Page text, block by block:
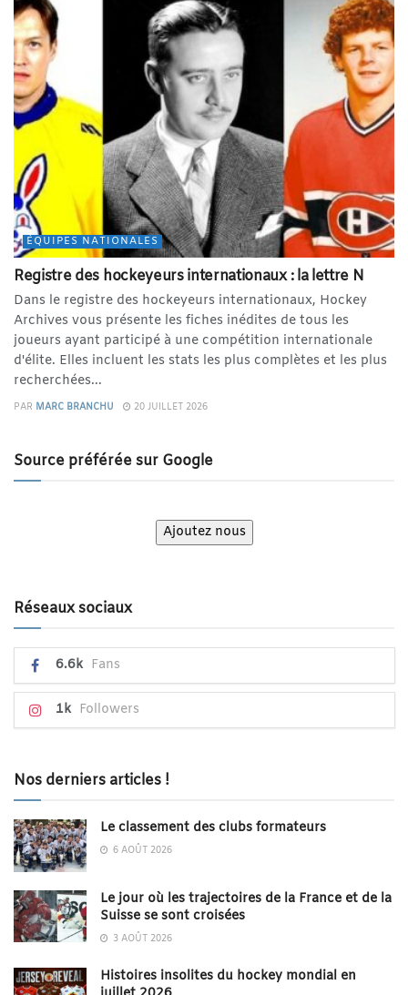
ÉQUIPES NATIONALES
Registre des hockeyeurs internationaux : la lettre N
Dans le registre des hockeyeurs internationaux, Hockey
Archives vous présente les fiches inédites de tous les
joueurs ayant participé à une compétition internationale
d'élite. Elles incluent les stats les plus complètes et les plus
recherchées...
PAR MARC BRANCHU 20 JUILLET 2026
Source préférée sur Google
Ajoutez nous
Réseaux sociaux
6.6k Fans
1k Followers
Nos derniers articles !
Le classement des clubs formateurs
6 AOÛT 2026
Le jour où les trajectoires de la France et de la
Suisse se sont croisées
3 AOÛT 2026
Histoires insolites du hockey mondial en